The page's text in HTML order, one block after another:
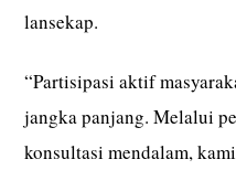
lansekap.
“Partisipasi aktif
jangka panjang. Melalui
konsultasi mendalam,